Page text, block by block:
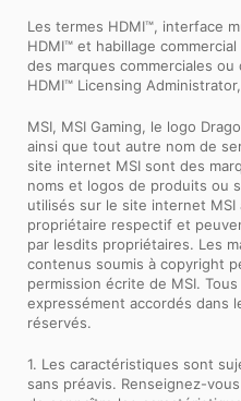
Les termes HDMI™, interface
HDMI™ et habillage
des marques commerciales
HDMI™ Licensing
MSI, MSI Gaming, le logo
ainsi que tout autre nom de
site internet MSI sont des
noms et logos de produits ou
utilisés sur le site internet
propriétaire respectif et
par lesdits propriétaires. Les
contenus soumis à copyright
permission écrite de MSI.
expressément accordés dans
réservés.
1. Les caractéristiques sont
sans préavis. Renseignez-